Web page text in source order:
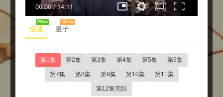
00:00/14:11
极速
258ms
量子
1681ms
第1集 第2集 第3集 第4集 第5集 第6集
第7集 第8集 第9集 第10集 第11集
第12集完结